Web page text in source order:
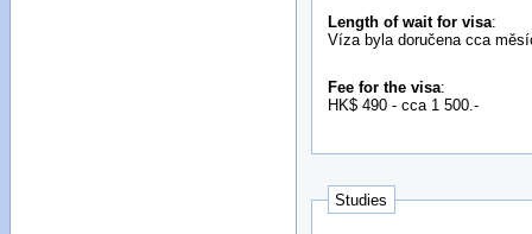
Length of wait for visa:
Víza byla doručena cca
Fee for the visa:
HK$ 490 - cca 1 500.-
Studies